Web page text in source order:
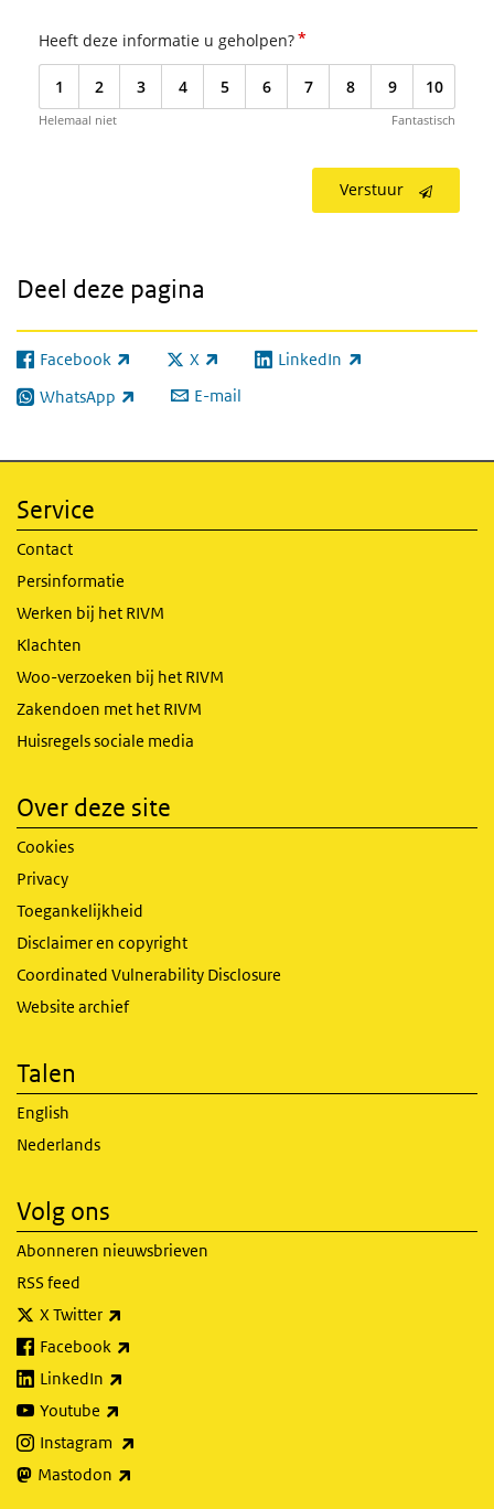
Heeft deze informatie u geholpen?*
1 2 3 4 5 6 7 8 9 10
Helemaal niet Fantastisch
Verstuur
Deel deze pagina
Facebook
(externe link) X
(externe link) LinkedIn
(externe link)
WhatsApp
(externe link) E-mail
Service
Contact
Persinformatie
Werken bij het RIVM
Klachten
Woo-verzoeken bij het RIVM
Zakendoen met het RIVM
Huisregels sociale media
Over deze site
Cookies
Privacy
Toegankelijkheid
Disclaimer en copyright
Coordinated Vulnerability Disclosure
Website archief
Talen
English
Nederlands
Volg ons
Abonneren nieuwsbrieven
RSS feed
X Twitter
Facebook
LinkedIn
Youtube
Instagram
Mastodon